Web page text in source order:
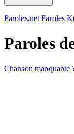
Paroles.net Paroles
Paroles
Chanson manquante